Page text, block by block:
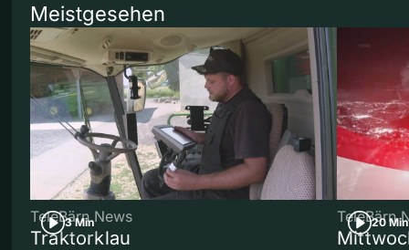
Meistgesehen
3 Min
TeleBärn News
Traktorklau
20 Min
TeleBärn